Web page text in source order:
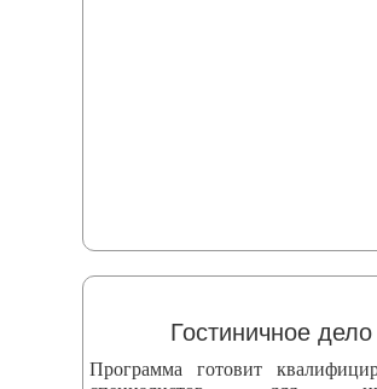
Гостиничное дело
Программа готовит